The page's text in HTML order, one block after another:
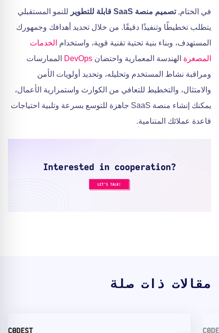
في الختام,تصميم منصة SaaS قابلة للتطوير
للنمو المستقبلي
يتطلب تخطيطًا وتنفيذًا دقيقًا. من خلال تحديد أهدافك وجمهورك
المستهدف، وبناء بنية تحتية تقنية قوية، واستخدام الخدمات
المصغرة الهندسة المعمارية واحتضان DevOps
الممارسات
ومراقبة نشاط المستخدم وتحليله، وتحديد أولويات الأمن
والامتثال، والتخطيط للتعافي من الكوارث واستمرارية الأعمال،
يمكنك إنشاء منصة SaaS جاهزة للتوسع بسرعة وتلبية احتياجات
قاعدة عملائك المتنامية.
مقالات ذات صلة